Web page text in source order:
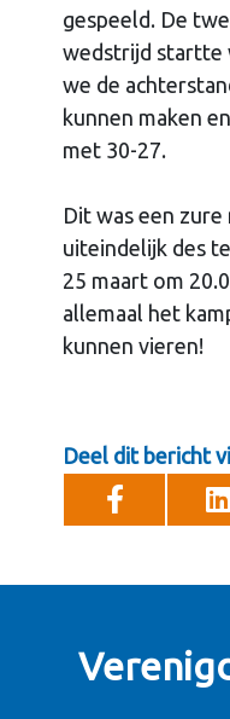
gespeeld. De
wedstrijd startte
we de
kunnen maken
met 30-27.
Dit was een zure
uiteindelijk des
25 maart om
allemaal het
kunnen vieren!
Deel dit bericht